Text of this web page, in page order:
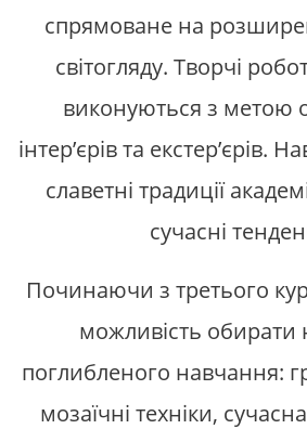
спрямоване на
світогляду. Творчі
виконуються з метою
інтер’єрів та екстер’єрів.
славетні традиції
сучасні
Починаючи з третього
можливість обирати
поглибленого навчання:
мозаїчні техніки,